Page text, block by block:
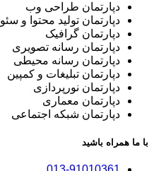
دپارتمان طراحی وب
دپارتمان تولید محتوا و سئو
دپارتمان گرافیک
دپارتمان رسانه تصویری
دپارتمان رسانه محیطی
دپارتمان تبلیغات و کمپین
دپارتمان نورپردازی
دپارتمان معماری
دپارتمان شبکه اجتماعی
با ما همراه باشید